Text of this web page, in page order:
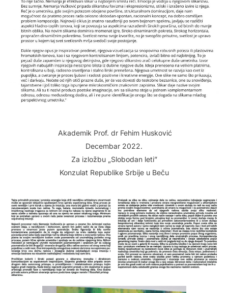
Akademik Prof. dr Fehim Husković
Decembar 2022.
Za izložbu „Slobodan leti”
Konzulat Republike Srbije u Beču